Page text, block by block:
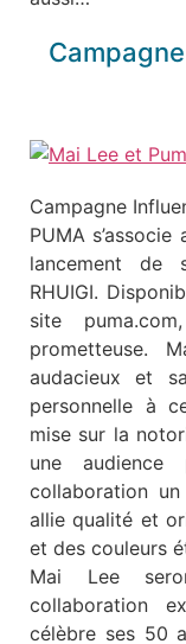
Campagne
PUMA
lancement de
RHUIGI.
site
prometteuse.
audacieux et
personnelle à
mise sur la
une
collaboration
allie qualité et
et des couleurs
Mai Lee
collaboration
célèbre ses 50